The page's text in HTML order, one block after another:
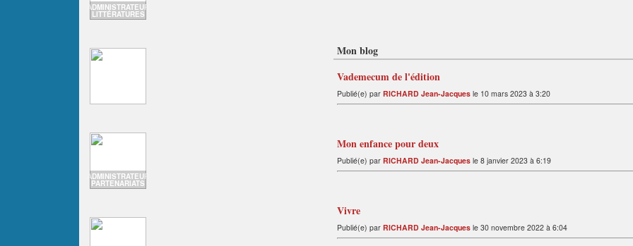
Mon blog
Vademecum de l'édition
Publié(e) par RICHARD Jean-Jacques le 10 mars 2023 à 3:20
Mon enfance pour deux
Publié(e) par RICHARD Jean-Jacques le 8 janvier 2023 à 6:19
Vivre
Publié(e) par RICHARD Jean-Jacques le 30 novembre 2022 à 6:04
ADMINISTRATEUR
LITTÉRATURES
ADMINISTRATEUR
PARTENARIATS